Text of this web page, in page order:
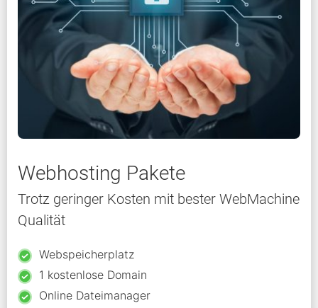
Webhosting Pakete
Trotz geringer Kosten mit bester WebMachine
Qualität
Webspeicherplatz
1 kostenlose Domain
Online Dateimanager